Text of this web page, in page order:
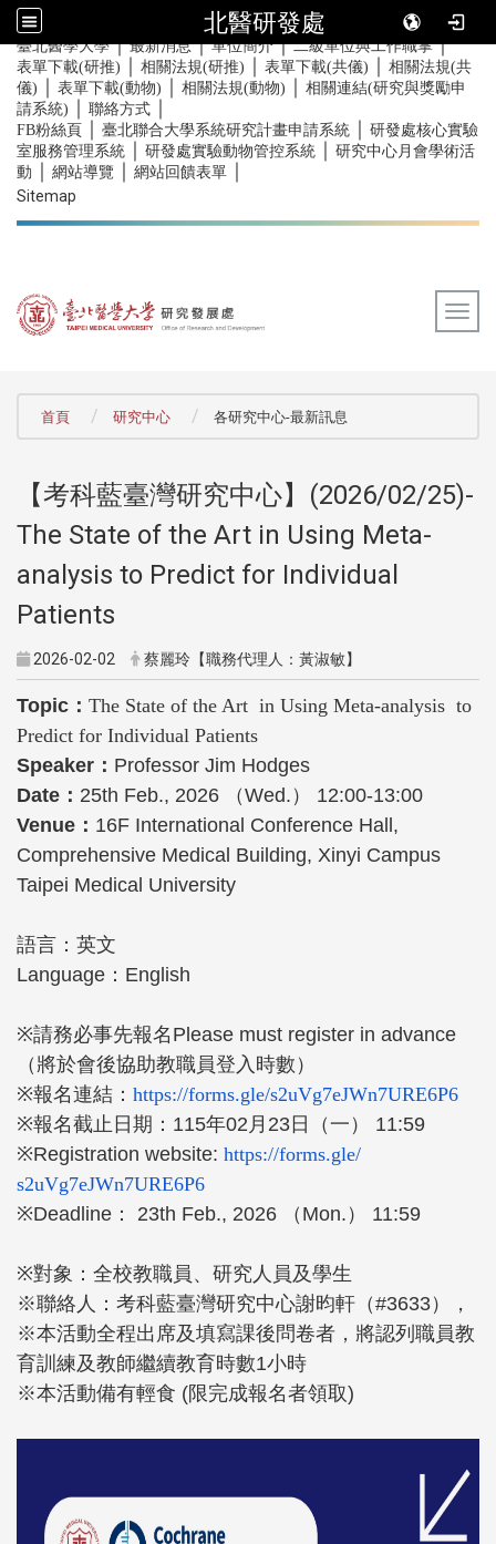
北醫研發處
::: 臺北醫學大學｜最新消息｜單位簡介｜二級單位與工作職掌｜
表單下載(研推) 相關法規(研推) 表單下載(共儀)
相關法規(共
儀)
表單下載(動物) 相關法規(動物)
相關連結(研究與獎勵申
請系統)
聯絡方式
FB粉絲頁 臺北聯合大學系統研究計畫申請系統
研發處核心實驗
室服務管理系統
研發處實驗動物管控系統
研究中心月會學術活
動
網站導覽 網站回饋表單
Sitemap
首頁 研究中心 各研究中心-最新訊息
【考科藍臺灣研究中心】(2026/02/25)-
The State of the Art in Using Meta-
analysis to Predict for Individual
Patients
2026-02-02 蔡麗玲【職務代理人：黃淑敏】
Topic： The State of the Art in Using Meta-analysis to
Predict for Individual Patients
Speaker： Professor Jim Hodges
Date： 25th Feb., 2026 （Wed.） 12:00-13:00
Venue： 16F International Conference Hall,
Comprehensive Medical Building, Xinyi Campus
Taipei Medical University
語言：英文
Language：English
※請務必事先報名Please must register in advance
（將於會後協助教職員登入時數）
※報名連結： https://forms.gle/s2uVg7eJWn7URE6P6
※報名截止日期：115年02月23日（一） 11:59
※Registration website: https://forms.gle/
s2uVg7eJWn7URE6P6
※Deadline： 23th Feb., 2026 （Mon.） 11:59
※對象：全校教職員、研究人員及學生
※聯絡人：考科藍臺灣研究中心謝昀軒（#3633），
※本活動全程出席及填寫課後問卷者， 將認列職員教
育訓練及教師繼續教育時數1小時
※本活動備有輕食 (限完成報名者領取)